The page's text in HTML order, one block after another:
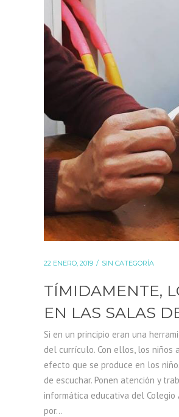
22 ENERO, 2019 SIN CATEGORÍA
TÍMIDAMENTE,
EN LAS SALAS
Si en un principio eran una
del currículo. Con ellos, los niños
efecto que se produce en los
de escuchar. Ponen atención y
informática educativa del Colegio
por...